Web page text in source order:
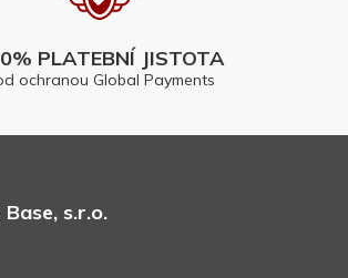
PLATEBNÍ JISTOTA
ochranou Global Payments
s.r.o.